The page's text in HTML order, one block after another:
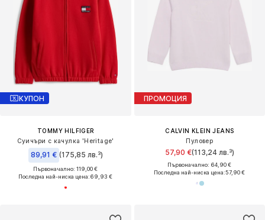
КУПОН
TOMMY HILFIGER
Суичъри с качулка 'Heritage'
89,91 € (175,85 лв.³)
Първоначално: 119,00 €
Последна най-ниска цена:69,93 €
ПРОМОЦИЯ
CALVIN KLEIN JEANS
Пуловер
57,90 €(113,24 лв.³)
Първоначално: 64,90 €
Последна най-ниска цена:57,90 €